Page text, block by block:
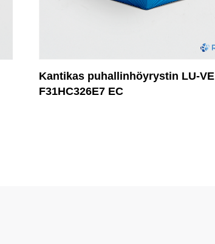
Kantikas puhallinhöyrystin LU-VE
F31HC326E7 EC